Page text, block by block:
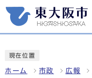
現在位置
ホーム 市政 広報